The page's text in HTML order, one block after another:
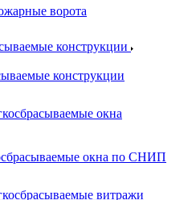
ворота
конструкции
конструкции
окна
окна по СНИП
витражи